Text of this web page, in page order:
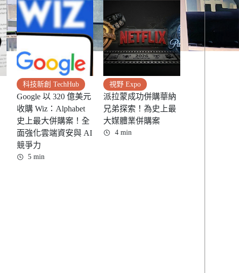
科技新創 TechHub
Google 以 320 億美元
收購 Wiz：Alphabet
史上最大併購案！全
面強化雲端資安與 AI
競爭力
5 min
視野 Expo
派拉蒙成功併購華納
兄弟探索！為史上最
大媒體業併購案
4 min